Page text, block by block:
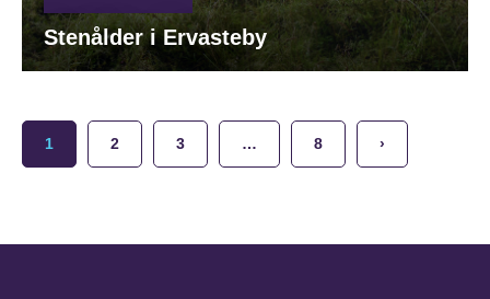
Stenålder i Ervasteby
1 2 3 … 8 ›